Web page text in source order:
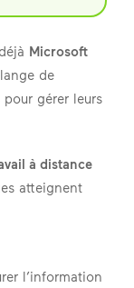
Microsoft
de
pour gérer leurs
à distance
atteignent
l’information